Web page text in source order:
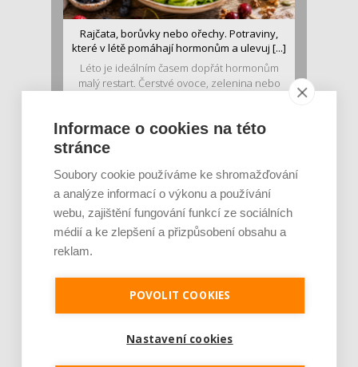
Rajčata, borůvky nebo ořechy. Potraviny,
které v létě pomáhají hormonům a ulevuj [...]
Léto je ideálním časem dopřát hormonům
malý restart. Čerstvé ovoce, zelenina nebo
Je jen pro sportovce, přiberu po něm a ve
stravě ho mám dostatek. Znáte nejčastějš [...]
Pojem protein již nějakou dobu rezonuje
se o ně...
Informace o cookies na této
stránce
Soubory cookie používáme ke shromažďování
a analýze informací o výkonu a používání
webu, zajištění fungování funkcí ze sociálních
médií a ke zlepšení a přizpůsobení obsahu a
reklam.
POVOLIT COOKIES
Nastavení cookies